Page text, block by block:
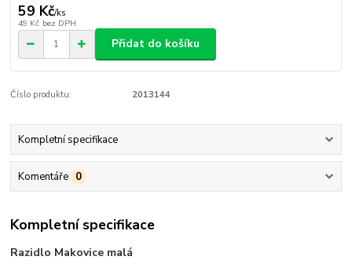
59 Kč/ks
49 Kč bez DPH
Přidat do košíku
Číslo produktu: 2013144
Kompletní specifikace
Komentáře 0
Kompletní specifikace
Razidlo Makovice malá